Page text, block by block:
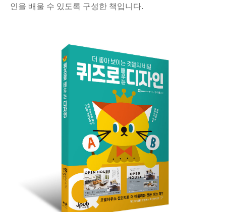
인을 배울 수 있도록 구성한 책입니다.